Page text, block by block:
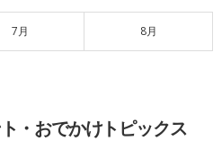
7月 8月
・おでかけトピックス